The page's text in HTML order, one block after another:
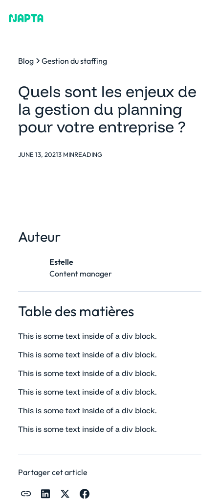
Blog Gestion du staffing
Quels sont les enjeux de
la gestion du planning
pour votre entreprise ?
JUNE 13, 20213 MINREADING
Auteur
Estelle
Content manager
Table des matières
This is some text inside of a div block.
This is some text inside of a div block.
This is some text inside of a div block.
This is some text inside of a div block.
This is some text inside of a div block.
This is some text inside of a div block.
Partager cet article